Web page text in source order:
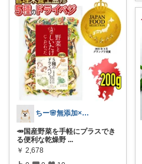
ちー🌸無添加×時短ごはん
🥕国産野菜を手軽にプラスでき
る便利な乾燥野 ...
￥ 2,678